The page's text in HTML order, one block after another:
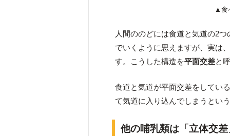
▲食
人間ののどには食道と気道の2
でいくように思えますが、実は
す。こうした構造を平面交差と
食道と気道が平面交差をしてい
て気道に入り込んでしまうとい
他の哺乳類は「立体交差